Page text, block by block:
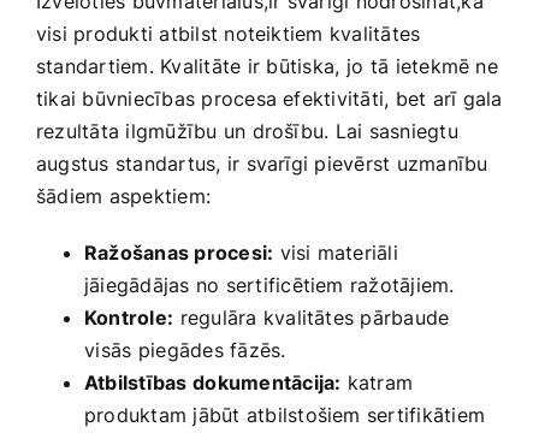
visi produkti atbilst noteiktiem kvalitātes
standartiem. Kvalitāte⁤ ir būtiska,⁣ jo tā⁤ ietekmē ne
tikai būvniecības procesa ‌efektivitāti, bet arī gala
rezultāta ilgmūžību un drošību. Lai sasniegtu ​
augstus standartus,‌ ir svarīgi pievērst ​uzmanību
šādiem aspektiem:
Ražošanas procesi: visi materiāli
jāiegādājas no sertificētiem ražotājiem.
Kontrole: ⁤regulāra kvalitātes pārbaude
⁢visās⁢ piegādes fāzēs.
Atbilstības ⁤dokumentācija: katram
produktam jābūt atbilstošiem sertifikātiem